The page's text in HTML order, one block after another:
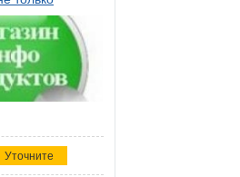
Уточните